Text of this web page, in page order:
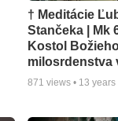
† Meditácie
Stančeka | Mk
Kostol
milosrdenstva
871 views • 13 years